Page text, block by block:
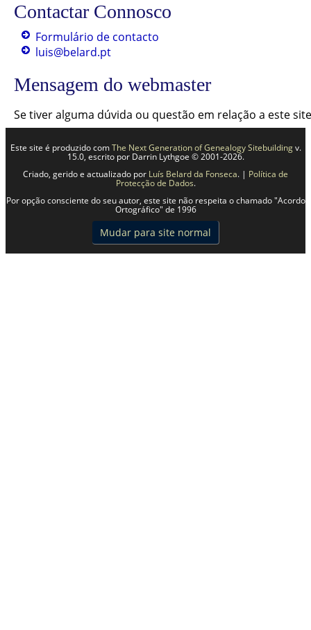
Contactar Connosco
Formulário de contacto
luis@belard.pt
Mensagem do webmaster
Se tiver alguma dúvida ou questão em relação a este
Este site é produzido comThe Next Generation of Genealogy Sitebuildingv.
15.0, escrito por Darrin Lythgoe © 2001-2026.
Criado, gerido e actualizado por Luís Belard da Fonseca. | Política de
Protecção de Dados.
Por opção consciente do seu autor, este site não respeita o chamado "Acordo
Ortográfico" de 1996
Mudar para site normal